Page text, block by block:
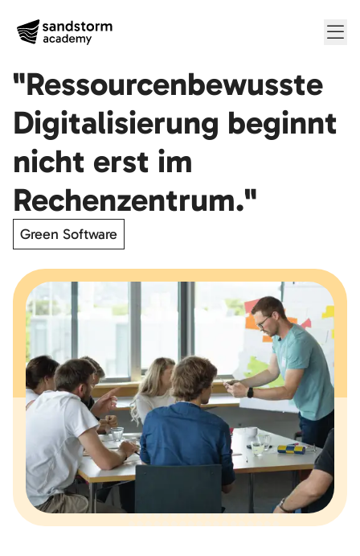
"Ressourcenbewusste
Digitalisierung beginnt
nicht erst im
Rechenzentrum."
Green Software